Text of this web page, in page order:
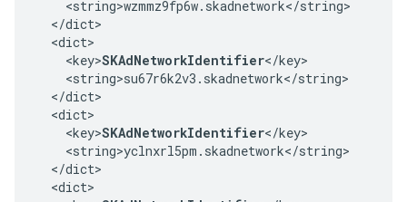
    <string>wzmmz9fp6w.skadnetwork</string>
  </dict>
  <dict>
    <key>
SKAdNetworkIdentifier</key>
    <string>su67r6k2v3.skadnetwork</string>
  </dict>
  <dict>
    <key>
SKAdNetworkIdentifier</key>
    <string>yclnxrl5pm.skadnetwork</string>
  </dict>
  <dict>